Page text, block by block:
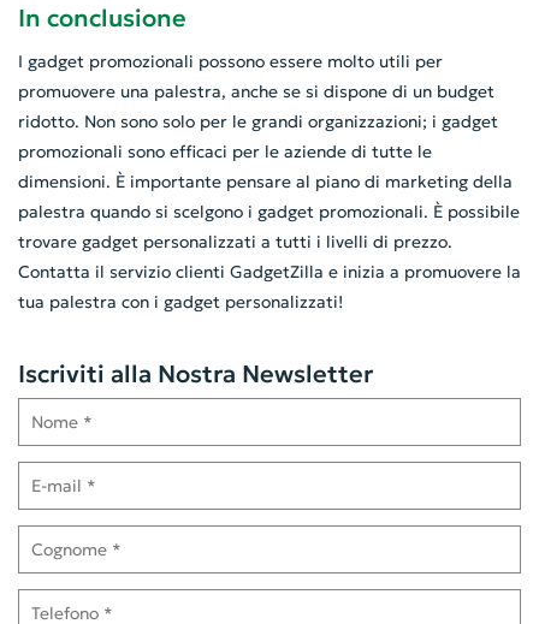
In conclusione
I gadget promozionali possono essere molto utili per
promuovere una palestra, anche se si dispone di un budget
ridotto. Non sono solo per le grandi organizzazioni; i gadget
promozionali sono efficaci per le aziende di tutte le
dimensioni. È importante pensare al piano di marketing della
palestra quando si scelgono i gadget promozionali. È possibile
trovare gadget personalizzati a tutti i livelli di prezzo.
Contatta il servizio clienti GadgetZilla e inizia a promuovere la
tua palestra con i gadget personalizzati!
Iscriviti alla Nostra Newsletter
Nome
E-mail
Cognome
Telefono